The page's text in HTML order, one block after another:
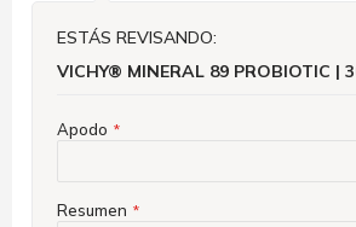
ESTÁS REVISANDO:
VICHY® MINERAL 89 PROBIOTIC |
Apodo
Resumen